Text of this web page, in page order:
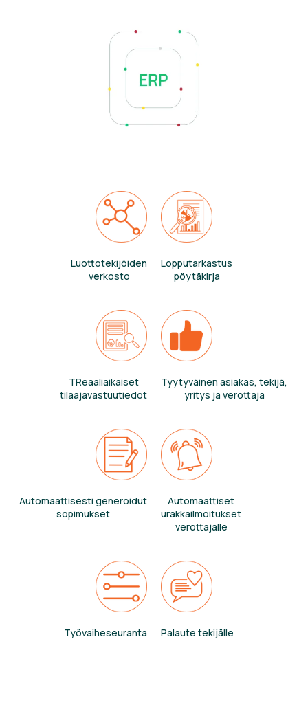
Luottotekijöiden
verkosto
Lopputarkastus
pöytäkirja
TReaaliaikaiset
tilaajavastuutiedot
Tyytyväinen asiakas, tekijä,
yritys ja verottaja
Automaattisesti generoidut
sopimukset
Automaattiset
urakkailmoitukset
verottajalle
Työvaiheseuranta Palaute tekijälle